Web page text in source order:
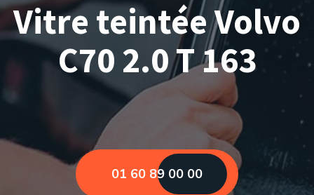
Vitre teintée Volvo
C70 2.0 T 163
01 60 89 00 00